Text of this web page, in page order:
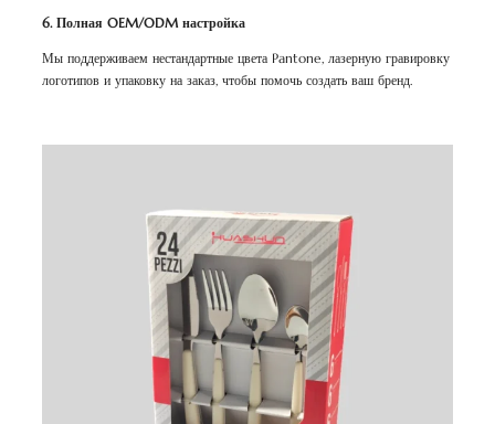
6. Полная OEM/ODM настройка
Мы поддерживаем нестандартные цвета Pantone, лазерную гравировку
логотипов и упаковку на заказ, чтобы помочь создать ваш бренд.